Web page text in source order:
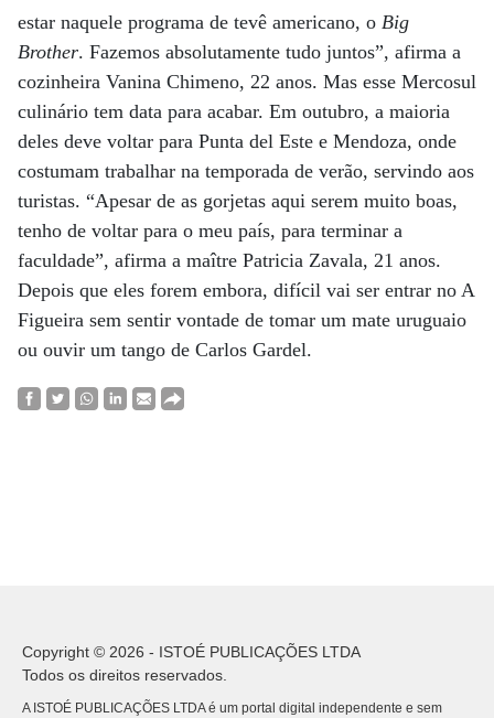
estar naquele programa de tevê americano, o Big
Brother. Fazemos absolutamente tudo juntos”, afirma a
cozinheira Vanina Chimeno, 22 anos. Mas esse Mercosul
culinário tem data para acabar. Em outubro, a maioria
deles deve voltar para Punta del Este e Mendoza, onde
costumam trabalhar na temporada de verão, servindo aos
turistas. “Apesar de as gorjetas aqui serem muito boas,
tenho de voltar para o meu país, para terminar a
faculdade”, afirma a maître Patricia Zavala, 21 anos.
Depois que eles forem embora, difícil vai ser entrar no A
Figueira sem sentir vontade de tomar um mate uruguaio
ou ouvir um tango de Carlos Gardel.
Copyright © 2026 - ISTOÉ PUBLICAÇÕES LTDA
Todos os direitos reservados.
A ISTOÉ PUBLICAÇÕES LTDA é um portal digital independente e sem